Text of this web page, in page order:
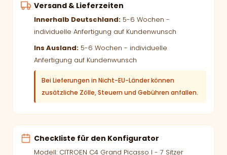
Versand & Lieferzeiten
Innerhalb Deutschland: 5-6 Wochen -
individuelle Anfertigung auf Kundenwunsch
Ins Ausland: 5-6 Wochen - individuelle
Anfertigung auf Kundenwunsch
Bei Lieferungen in Nicht-EU-Länder können
zusätzliche Zölle, Steuern und Gebühren anfallen.
Checkliste für den Konfigurator
Modell: CITROEN C4 Grand Picasso I - 7 Sitzer